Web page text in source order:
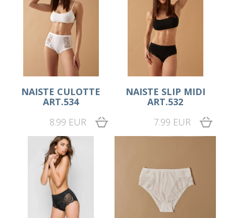
NAISTE CULOTTE
ART.534
8.99 EUR
NAISTE SLIP MIDI
ART.532
7.99 EUR